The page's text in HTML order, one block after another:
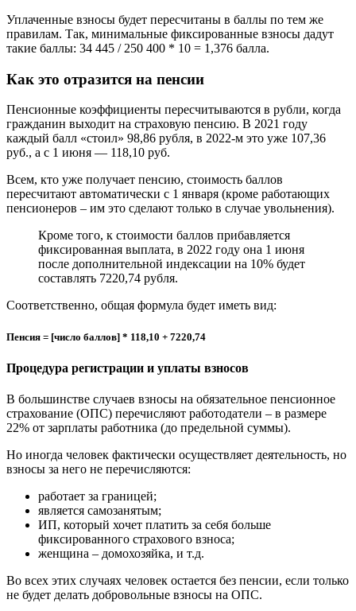
Уплаченные взносы будет пересчитаны в баллы по тем же
правилам. Так, минимальные фиксированные взносы дадут
такие баллы: 34 445 / 250 400 * 10 = 1,376 балла.
Как это отразится на пенсии
Пенсионные коэффициенты пересчитываются в рубли, когда
гражданин выходит на страховую пенсию. В 2021 году
каждый балл «стоил» 98,86 рубля, в 2022-м это уже 107,36
руб., а с 1 июня — 118,10 руб.
Всем, кто уже получает пенсию, стоимость баллов
пересчитают автоматически с 1 января (кроме работающих
пенсионеров – им это сделают только в случае увольнения).
Кроме того, к стоимости баллов прибавляется
фиксированная выплата, в 2022 году она 1 июня
после дополнительной индексации на 10% будет
составлять 7220,74 рубля.
Соответственно, общая формула будет иметь вид:
Пенсия = [число баллов] * 118,10 + 7220,74
Процедура регистрации и уплаты взносов
В большинстве случаев взносы на обязательное пенсионное
страхование (ОПС) перечисляют работодатели – в размере
22% от зарплаты работника (до предельной суммы).
Но иногда человек фактически осуществляет деятельность, но
взносы за него не перечисляются:
работает за границей;
является самозанятым;
ИП, который хочет платить за себя больше
фиксированного страхового взноса;
женщина – домохозяйка, и т.д.
Во всех этих случаях человек остается без пенсии, если только
не будет делать добровольные взносы на ОПС.